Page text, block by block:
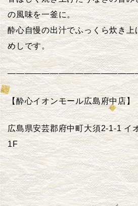
の風味を一釜に。
酔心自慢の出汁でふっくら炊き上
めしです。
【酔心イオンモール広島府中店】
広島県安芸郡府中町大須2-1-1 イ
1F